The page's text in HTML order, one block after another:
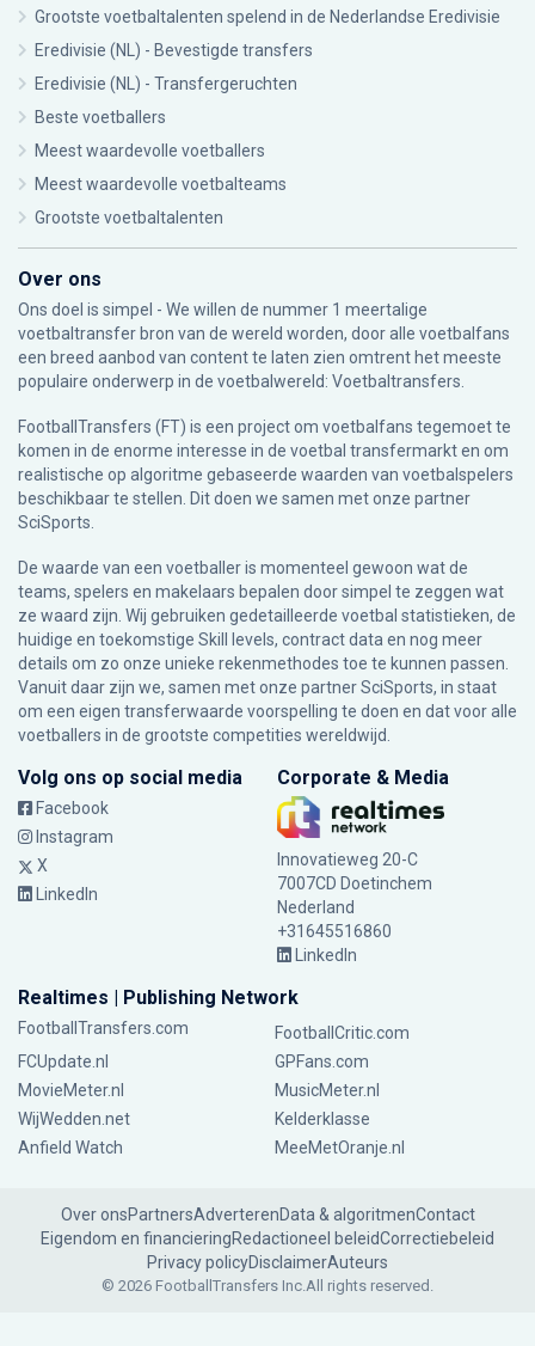
Grootste voetbaltalenten spelend in de Nederlandse Eredivisie
Eredivisie (NL) - Bevestigde transfers
Eredivisie (NL) - Transfergeruchten
Beste voetballers
Meest waardevolle voetballers
Meest waardevolle voetbalteams
Grootste voetbaltalenten
Over ons
Ons doel is simpel - We willen de nummer 1 meertalige
voetbaltransfer bron van de wereld worden, door alle voetbalfans
een breed aanbod van content te laten zien omtrent het meeste
populaire onderwerp in de voetbalwereld: Voetbaltransfers.
FootballTransfers (FT) is een project om voetbalfans tegemoet te
komen in de enorme interesse in de voetbal transfermarkt en om
realistische op algoritme gebaseerde waarden van voetbalspelers
beschikbaar te stellen. Dit doen we samen met onze partner
SciSports
De waarde van een voetballer is momenteel gewoon wat de
teams, spelers en makelaars bepalen door simpel te zeggen wat
ze waard zijn. Wij gebruiken gedetailleerde voetbal statistieken, de
huidige en toekomstige Skill levels, contract data en nog meer
details om zo onze unieke rekenmethodes toe te kunnen passen.
Vanuit daar zijn we, samen met onze partner SciSports, in staat
om een eigen transferwaarde voorspelling te doen en dat voor alle
voetballers in de grootste competities wereldwijd.
Volg ons op social media
Facebook
Instagram
X
LinkedIn
Corporate & Media
Innovatieweg 20-C
7007CD Doetinchem
Nederland
+31645516860
LinkedIn
Realtimes | Publishing Network
FootballTransfers.com
FootballCritic.com
FCUpdate.nl
GPFans.com
MovieMeter.nl
MusicMeter.nl
WijWedden.net
Kelderklasse
Anfield Watch
MeeMetOranje.nl
Over onsPartnersAdverterenData & algoritmenContact
Eigendom en financieringRedactioneel beleidCorrectiebeleid
Privacy policyDisclaimerAuteurs
© 2026 FootballTransfers Inc.All rights reserved.